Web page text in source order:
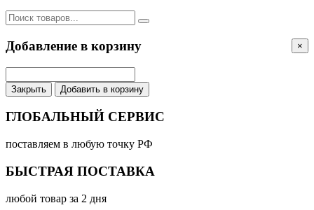
×
Добавление в корзину
Закрыть Добавить в корзину
ГЛОБАЛЬНЫЙ СЕРВИС
поставляем в любую точку РФ
БЫСТРАЯ ПОСТАВКА
любой товар за 2 дня